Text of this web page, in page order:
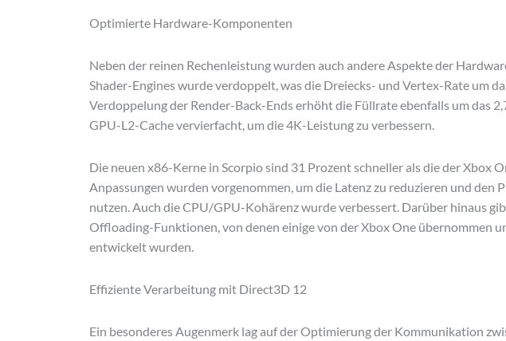
Optimierte Hardware-Komponenten
Neben der reinen Rechenleistung wurden auch andere Aspekte der
Shader-Engines wurde verdoppelt, was die Dreiecks- und Vertex-Rate um
Verdoppelung der Render-Back-Ends erhöht die Füllrate ebenfalls um das
GPU-L2-Cache vervierfacht, um die 4K-Leistung zu verbessern.
Die neuen x86-Kerne in Scorpio sind 31 Prozent schneller als die der Xbox
Anpassungen wurden vorgenommen, um die Latenz zu reduzieren und den
nutzen. Auch die CPU/GPU-Kohärenz wurde verbessert. Darüber hinaus
Offloading-Funktionen, von denen einige von der Xbox One übernommen
entwickelt wurden.
Effiziente Verarbeitung mit Direct3D 12
Ein besonderes Augenmerk lag auf der Optimierung der Kommunikation